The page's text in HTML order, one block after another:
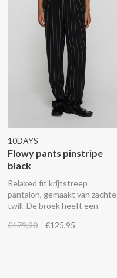
10DAYS
Flowy pants pinstripe
black
Relaxed fit krijtstreep
pantalon, gemaakt van zachte
twill. De broek heeft een
riemlussen, schuine
€179,90 €125,95